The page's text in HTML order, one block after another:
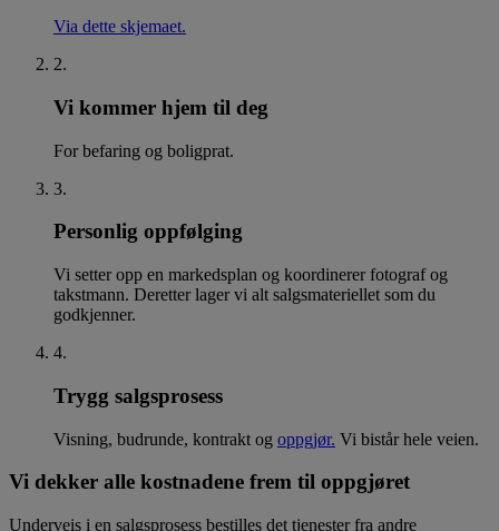
Via dette skjemaet.
2.
Vi kommer hjem til deg
For befaring og boligprat.
3.
Personlig oppfølging
Vi setter opp en markedsplan og koordinerer fotograf og
takstmann. Deretter lager vi alt salgsmateriellet som du
godkjenner.
4.
Trygg salgsprosess
Visning, budrunde, kontrakt og oppgjør. Vi bistår hele veien.
Vi dekker alle kostnadene frem til oppgjøret
Underveis i en salgsprosess bestilles det tjenester fra andre